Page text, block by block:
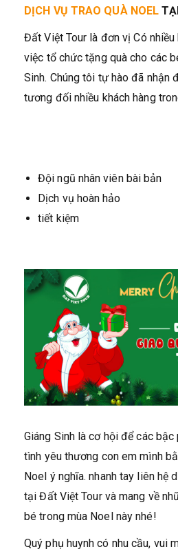
DỊCH VỤ TRAO QUÀ NOEL
Đất Việt Tour là đơn vị Có
việc tổ chức tặng quà cho các
Sinh. Chúng tôi tự hào đã nhận
tương đối nhiều khách hàng
Đội ngũ nhân viên bài bản
Dịch vụ hoàn hảo
tiết kiệm
Giáng Sinh là cơ hội để các bậc
tình yêu thương con em mình
Noel ý nghĩa. nhanh tay liên hệ
tại Đất Việt Tour và mang về
bé trong mùa Noel này nhé!
Quý phụ huynh có nhu cầu, vui